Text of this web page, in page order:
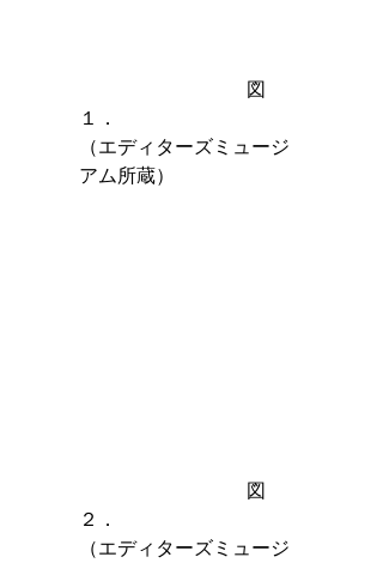
図
１．
（エディターズミュージ
アム所蔵）
図
２．
（エディターズミュージ